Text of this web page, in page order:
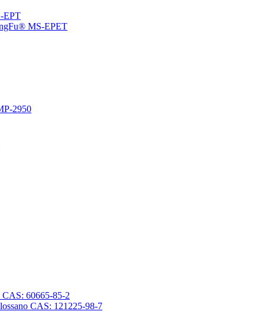
EPT
MS-EPET
2950
CAS: 60665-85-2
CAS: 121225-98-7